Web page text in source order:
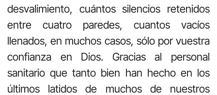
desvalimiento, cuántos silencios retenidos
entre cuatro paredes, cuantos vacíos
llenados, en muchos casos, sólo por vuestra
confianza en Dios. Gracias al personal
sanitario que tanto bien han hecho en los
últimos latidos de muchos de nuestros